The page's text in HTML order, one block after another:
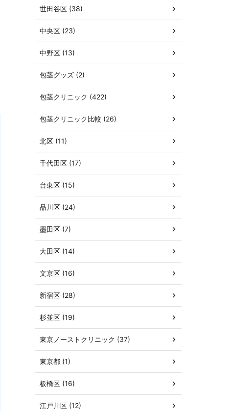
世田谷区 (38)
中央区 (23)
中野区 (13)
包茎グッズ (2)
包茎クリニック (422)
包茎クリニック比較 (26)
北区 (11)
千代田区 (17)
台東区 (15)
品川区 (24)
墨田区 (7)
大田区 (14)
文京区 (16)
新宿区 (28)
杉並区 (19)
東京ノーストクリニック (37)
東京都 (1)
板橋区 (16)
江戸川区 (12)